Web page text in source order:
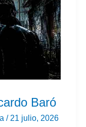
Baró
/ 21 julio, 2026